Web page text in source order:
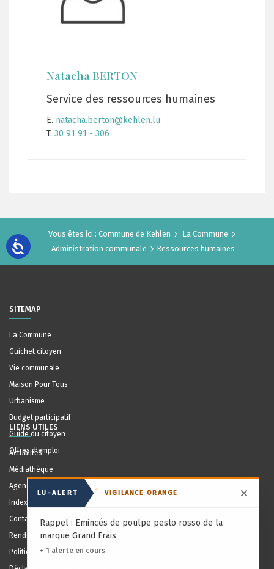
LU-ALERT VIGILANCE ORANGE
Rappel : Emincés de poulpe pesto rosso de la
marque Grand Frais
+ 1 alerte en cours
Natacha BERTON
Service des ressources humaines
E. natacha.berton@kehlen.lu
T. 30 91 91 - 306
Vous êtes ici : Commune de Kehlen
La Commune
Administration communale
Ressources humaines
SITEMAP
La Commune
Guichet citoyen
Vie communale
Maison Pour Tous
Urbanisme
Budget participatif
Guide du citoyen
Offres d'emploi
LIENS UTILES
Actualités
Médiathèque
Agenda
Index communal
Contact
Rendez-vous en ligne
Politique de confidentialité